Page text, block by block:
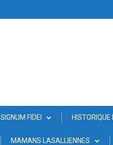
SIGNUM FIDEI HISTORIQUE
MAMANS LASALLIENNES